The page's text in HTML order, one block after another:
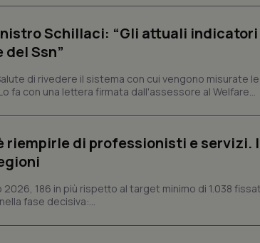
Schillaci: “Gli attuali indicatori
Ssn”
di rivedere il sistema con cui vengono misurate le
fa con una lettera firmata dall'assessore al Welfare...
riempirle di professionisti e servizi.
186 in più rispetto al target minimo di 1.038
fase decisiva:...
Necessari Statistici Marketing
Dominio Scadenza
Descrizione
interazione con il sito. Registra i dati sul
del visitatore riguardo a varie politiche e